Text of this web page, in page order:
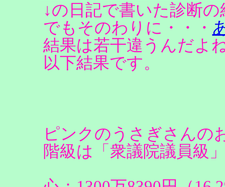
↓の日記で書いた診断
でもそのわりに・・・
結果は若干違うんだよ
以下結果です。
ピンクのうさぎさんの
階級は「衆議院議員級